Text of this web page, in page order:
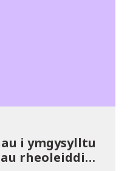
i ymgysylltu
rheoleiddio